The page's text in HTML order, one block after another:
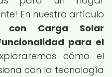
En nuestro artículo
con Carga Solar
para el
cómo el
con la tecnología